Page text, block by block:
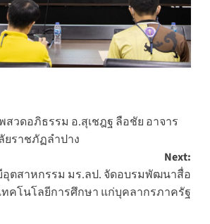
สวดอภิธรรม อ.สุเชฎฐ ลือชัย อาจาร
ยราชภัฏลำปาง
Next:
ตสาหกรรม มร.ลป. จัดอบรมพัฒนาสื่อ
คโนโลยีการศึกษา แก่บุคลากรภาครัฐ